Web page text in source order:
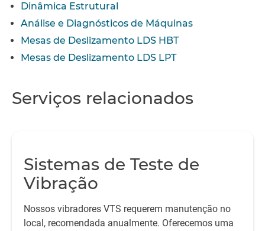
Dinâmica Estrutural
Análise e Diagnósticos de Máquinas
Mesas de Deslizamento LDS HBT
Mesas de Deslizamento LDS LPT
Serviços relacionados
Sistemas de Teste de
Vibração
Nossos vibradores VTS requerem manutenção no
local, recomendada anualmente. Oferecemos uma